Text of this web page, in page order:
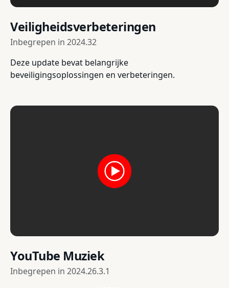
Veiligheidsverbeteringen
Inbegrepen in 2024.32
Deze update bevat belangrijke
beveiligingsoplossingen en verbeteringen.
YouTube Muziek
Inbegrepen in 2024.26.3.1